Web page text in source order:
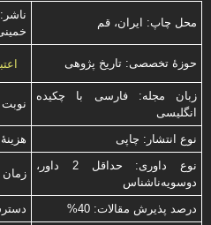
محل چاپ: ایران، قم
حوزۀ تخصصی: تاریخ پژوهی
زبان مجله: فارسی با چكیده
انگلیسی
نوبت
نوع انتشار: چاپی
نوع داوری: حداقل 2 داور،
دوسویه‌ناشناس
درصد پذیرش مقالات: 40%